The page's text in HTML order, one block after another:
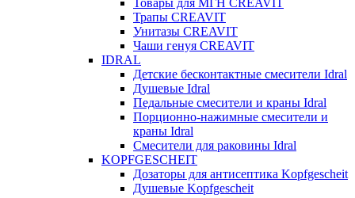
Товары для МГН CREAVIT
Трапы CREAVIT
Унитазы CREAVIT
Чаши генуя CREAVIT
IDRAL
Детские бесконтактные смесители Idral
Душевые Idral
Педальные смесители и краны Idral
Порционно-нажимные смесители и
краны Idral
Смеcители для раковины Idral
KOPFGESCHEIT
Дозаторы для антисептика Kopfgescheit
Душевые Kopfgescheit